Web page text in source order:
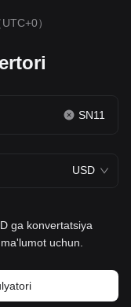
UTC+0）
SN11
USD
ga konvertatsiya
uchun.